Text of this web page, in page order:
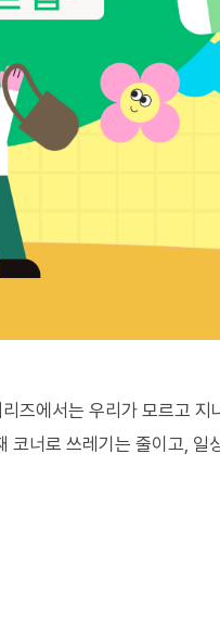
리즈에서는 우리가 모르고 지
코너로 쓰레기는 줄이고, 일